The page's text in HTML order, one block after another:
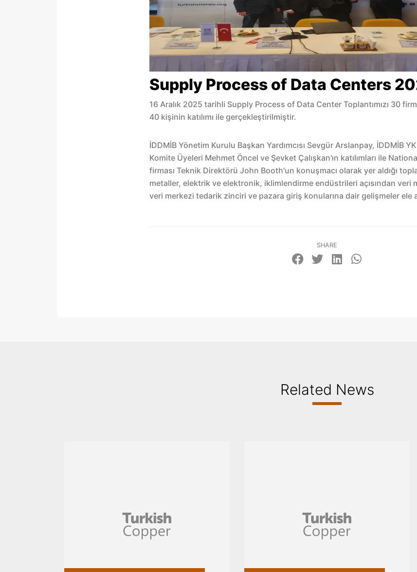
Supply Process of Data Centers
16 Aralık 2025 tarihli Supply Process of Data Center Toplantımızı 30
40 kişinin katılımı ile gerçekleştirilmiştir.
İDDMİB Yönetim Kurulu Başkan Yardımcısı Sevgür Arslanpay, İDDMİB
Komite Üyeleri Mehmet Öncel ve Şevket Çalışkan'ın katılımları ile
firması Teknik Direktörü John Booth'un konuşmacı olarak yer aldığı
metaller, elektrik ve elektronik, iklimlendirme endüstrileri açısından veri
veri merkezi tedarik zinciri ve pazara giriş konularına dair gelişmeler ele
SHARE
Related News